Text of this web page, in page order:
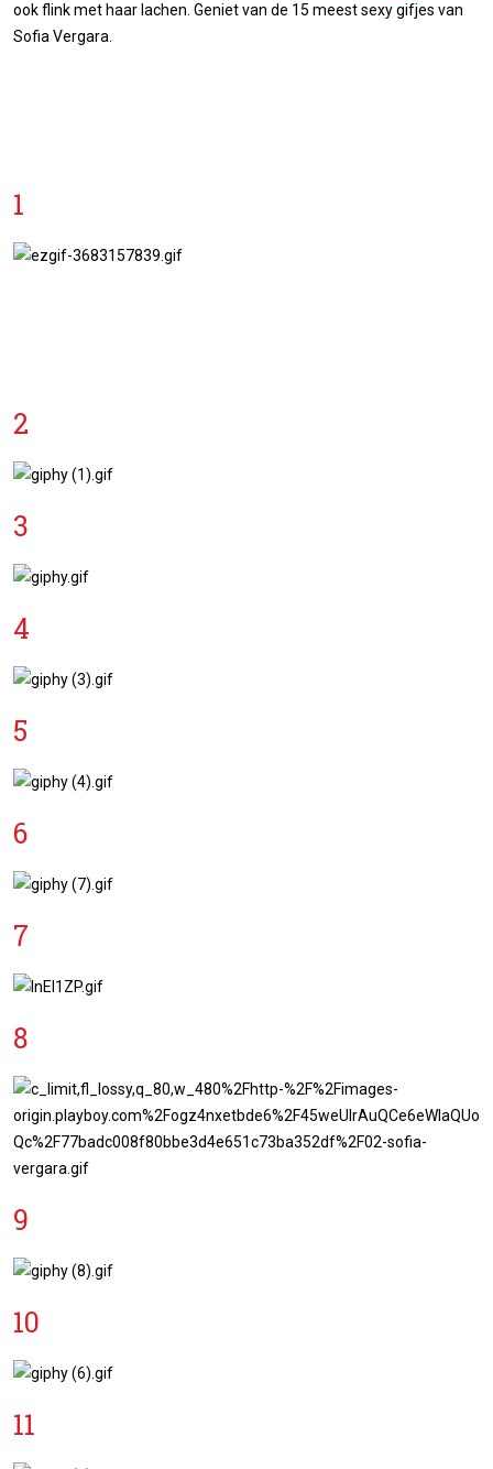
ook flink met haar lachen. Geniet van de 15 meest sexy gifjes van
Sofia Vergara.
1
2
3
4
5
6
7
8
9
10
11